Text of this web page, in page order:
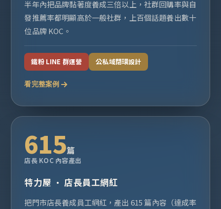
半年內把品牌黏著度養成三倍以上，社群回購率與自
發推薦率都明顯高於一般社群，上百個話題養出數十
位品牌 KOC。
鐵粉 LINE 群運營 公私域閉環設計
看完整案例
615篇
店長 KOC 內容產出
特力屋 · 店長員工網紅
把門市店長養成員工網紅，產出 615 篇內容（達成率